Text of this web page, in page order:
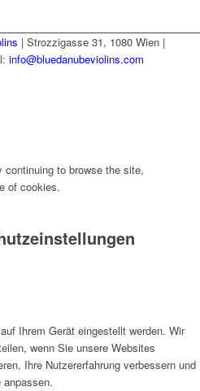
| Strozzigasse 31, 1080 Wien |
info@bluedanubeviolins.com
to browse the site,
of cookies.
Ihrem Gerät eingestellt werden. Wir
wenn Sie unsere Websites
Ihre Nutzererfahrung verbessern und
anpassen.